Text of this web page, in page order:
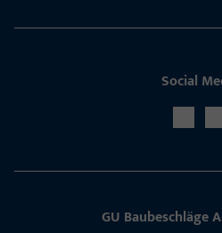
Social
GU Baubeschläge